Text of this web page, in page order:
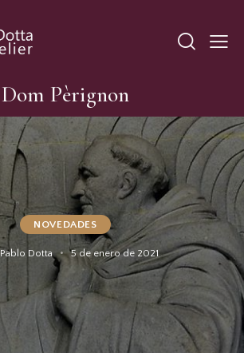
Dom Pèrignon
NOVEDADES
Pablo Dotta 5 de enero de 2021